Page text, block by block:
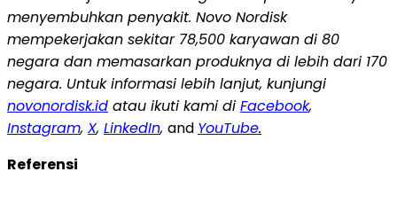
menyembuhkan penyakit. Novo Nordisk
mempekerjakan sekitar 78,500 karyawan di 80
negara dan memasarkan produknya di lebih dari 170
negara. Untuk informasi lebih lanjut, kunjungi
novonordisk.id atau ikuti kami di Facebook,
Instagram, X, LinkedIn, and YouTube.
Referensi